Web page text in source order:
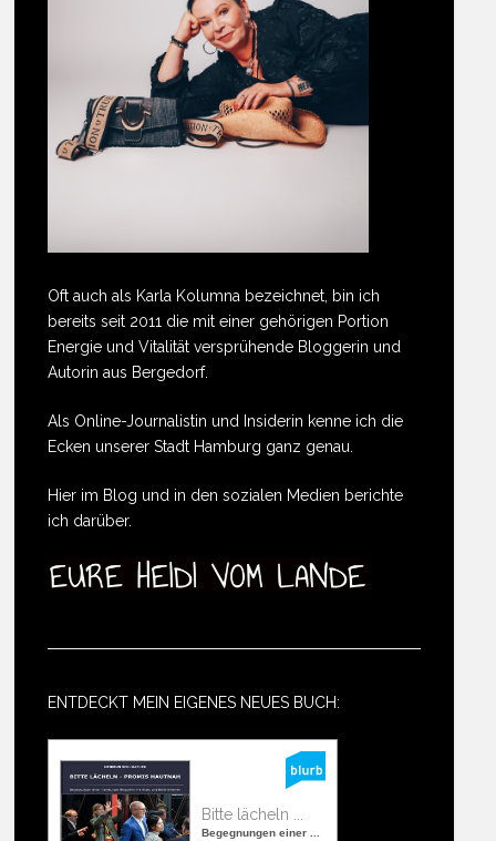
Oft auch als Karla Kolumna bezeichnet, bin ich
bereits seit 2011 die mit einer gehörigen Portion
Energie und Vitalität versprühende Bloggerin und
Autorin aus Bergedorf.
Als Online-Journalistin und Insiderin kenne ich die
Ecken unserer Stadt Hamburg ganz genau.
Hier im Blog und in den sozialen Medien berichte
ich darüber.
ENTDECKT MEIN EIGENES NEUES BUCH:
Bitte lächeln ...
Begegnungen einer ...